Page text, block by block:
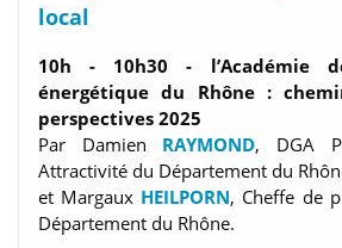
local
10h - 10h30
- l’Académie
énergétique du Rhône :
perspectives 2025
Par Damien RAYMOND,
DGA
Attractivité du Département du
et Margaux HEILPORN, Cheffe de
Département du Rhône.